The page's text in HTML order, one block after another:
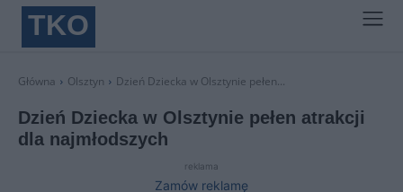
TKO
Główna Olsztyn Dzień Dziecka w Olsztynie pełen...
Dzień Dziecka w Olsztynie pełen atrakcji
dla najmłodszych
reklama
Zamów reklamę